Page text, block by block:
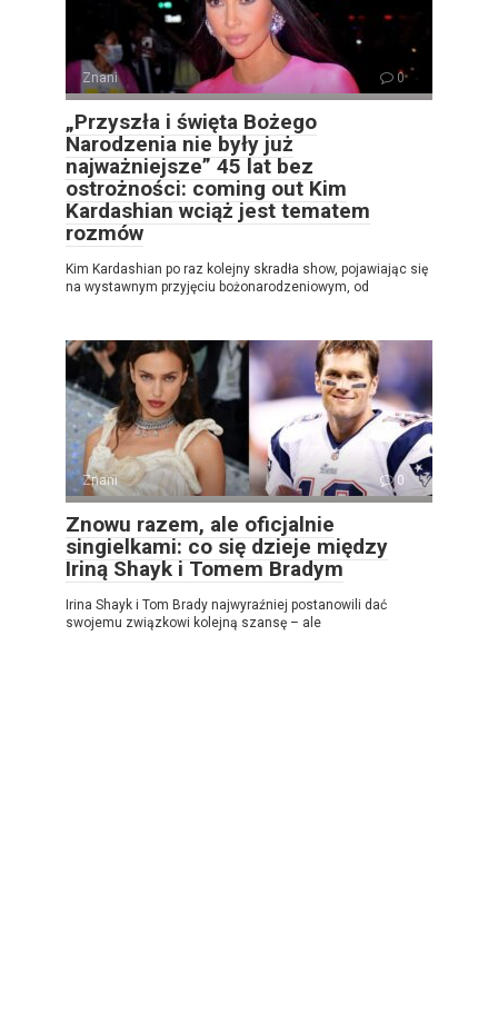
Znani 0
„Przyszła i święta Bożego
Narodzenia nie były już
najważniejsze” 45 lat bez
ostrożności: coming out Kim
Kardashian wciąż jest tematem
rozmów
Kim Kardashian po raz kolejny skradła show, pojawiając się
na wystawnym przyjęciu bożonarodzeniowym, od
Znani 0
Znowu razem, ale oficjalnie
singielkami: co się dzieje między
Iriną Shayk i Tomem Bradym
Irina Shayk i Tom Brady najwyraźniej postanowili dać
swojemu związkowi kolejną szansę – ale